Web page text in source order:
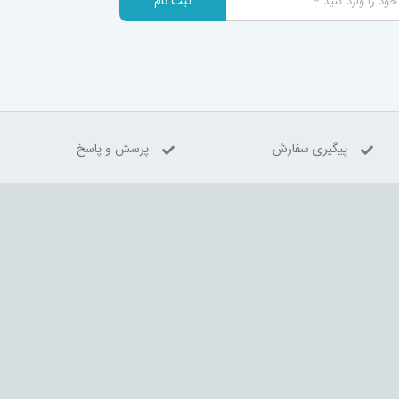
پیگیری سفارش پرسش و پاسخ